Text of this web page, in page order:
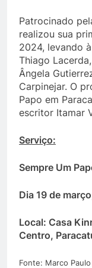
Patrocinado
realizou sua
2024, levando
Thiago
Ângela
Carpinejar. O
Papo em
escritor Itamar
Serviço:
Sempre Um
Dia 19 de
Local: Casa
Centro,
Fonte: Marco Paulo